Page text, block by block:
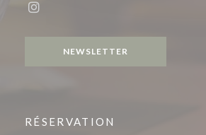
NEWSLETTER
RÉSERVATION